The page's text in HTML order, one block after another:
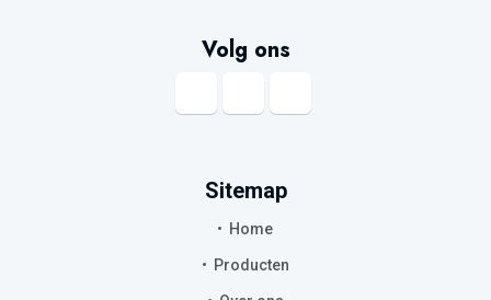
Volg ons
Sitemap
Home
Producten